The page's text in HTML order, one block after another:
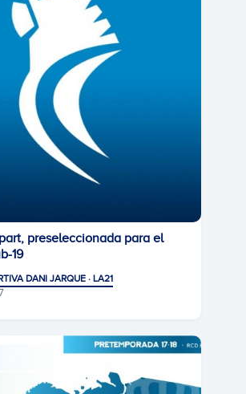
preseleccionada para el
19
DANI JARQUE · LA21